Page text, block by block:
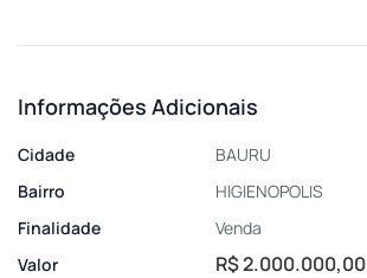
Informações Adicionais
Cidade
BAURU
Bairro
HIGIENOPOLIS
Finalidade
Venda
Valor
R$ 2.000.000,00